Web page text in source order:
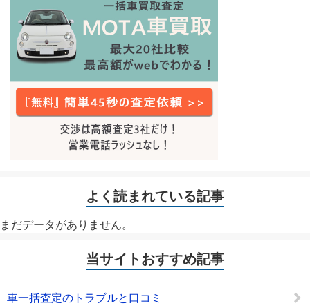
よく読まれている記事
まだデータがありません。
当サイトおすすめ記事
車一括査定のトラブルと口コミ